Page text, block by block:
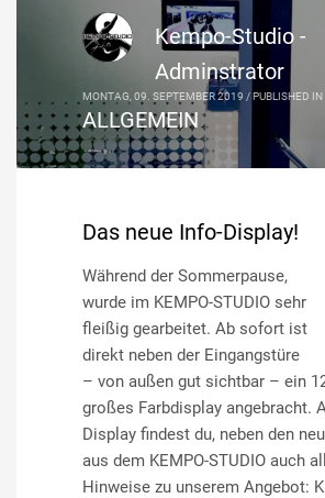
Kempo-Studio -
Adminstrator
MONTAG, 09. SEPTEMBER 2019 /PUBLISHED IN
ALLGEMEIN
Das neue Info-Display!
Während der Sommerpause,
wurde im KEMPO-STUDIO sehr
fleißig gearbeitet. Ab sofort ist
direkt neben der Eingangstüre
– von außen gut sichtbar – ein
großes Farbdisplay angebracht.
Display findest du, neben den
aus dem KEMPO-STUDIO auch
Hinweise zu unserem Angebot: